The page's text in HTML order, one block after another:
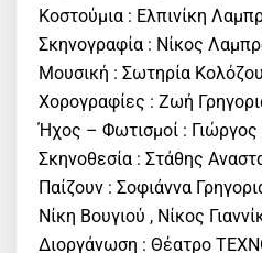
Κοστούμια : Ελπινίκη
Σκηνογραφία : Νίκος
Μουσική : Σωτηρία Κολόζου
Χορογραφίες : Ζωή
Ήχος – Φωτισμοί : Γιώργος
Σκηνοθεσία : Στάθης
Παίζουν : Σοφιάννα
Νίκη Βουγιού , Νίκος
Διοργάνωση : Θέατρο